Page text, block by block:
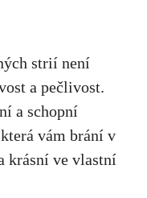
⁢strií není‌
a⁣ pečlivost.⁤
a ‍schopní
vám brání v‌
krásní ve ‍vlastní